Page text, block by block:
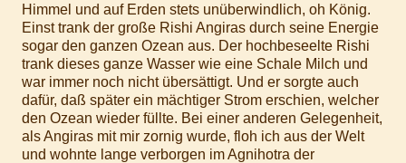
Himmel und auf Erden stets unüberwindlich, oh König.
Einst trank der große Rishi Angiras durch seine Energie
sogar den ganzen Ozean aus. Der hochbeseelte Rishi
trank dieses ganze Wasser wie eine Schale Milch und
war immer noch nicht übersättigt. Und er sorgte auch
dafür, daß später ein mächtiger Strom erschien, welcher
den Ozean wieder füllte. Bei einer anderen Gelegenheit,
als Angiras mit mir zornig wurde, floh ich aus der Welt
und wohnte lange verborgen im Agnihotra der